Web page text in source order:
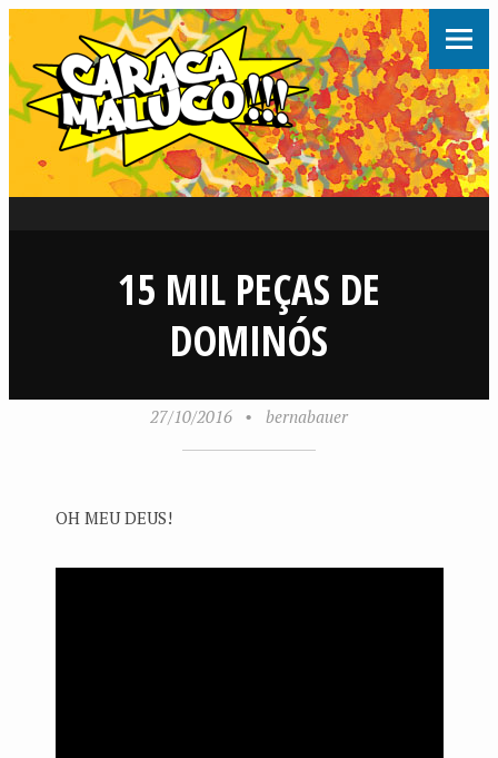
15 MIL PEÇAS DE
DOMINÓS
27/10/2016 • bernabauer
OH MEU DEUS!